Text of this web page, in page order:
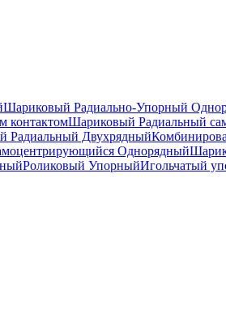
Шариковый Радиально-Упорный
контактомШариковый Радиальный
Радиальный Двухрядный
Однорядный
Роликовый УпорныйИгольчатый